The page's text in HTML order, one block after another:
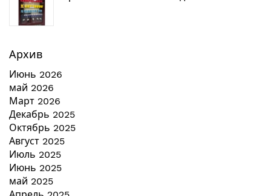
Архив
Июнь 2026
май 2026
Март 2026
Декабрь 2025
Октябрь 2025
Август 2025
Июль 2025
Июнь 2025
май 2025